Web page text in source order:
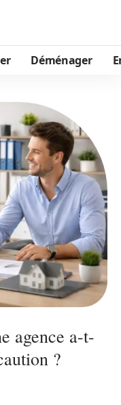
Déménager
agence a-t-
?